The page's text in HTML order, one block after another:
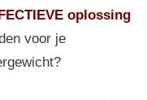
oplossing
voor je